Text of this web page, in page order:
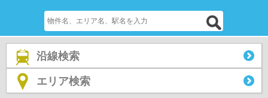
沿線検索
エリア検索